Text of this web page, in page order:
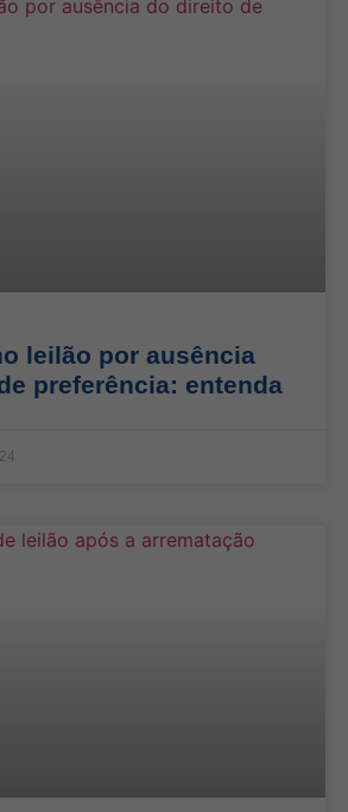
leilão por ausência
preferência: entenda